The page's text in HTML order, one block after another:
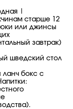
|
старше 12
или джинсы
завтрак)
шведский стол
ланч бокс с